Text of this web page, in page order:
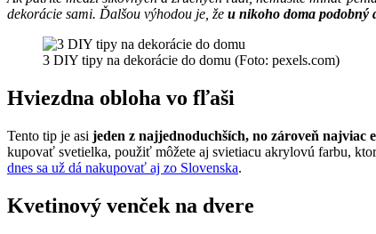
dekorácie sami. Ďalšou výhodou je, že u nikoho doma podobný
3 DIY tipy na dekorácie do domu (Foto: pexels.com)
Hviezdna obloha vo fľaši
Tento tip je asi jeden z najjednoduchších, no zároveň najviac
kupovať svetielka, použiť môžete aj svietiacu akrylovú farbu,
dnes sa už dá nakupovať aj zo Slovenska.
Kvetinový venček na dvere